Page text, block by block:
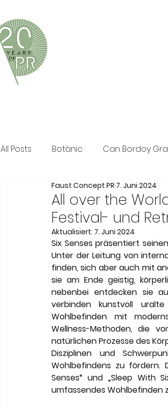
und persönliche Beratung in den
Klassische PR im Print Bereich,
All Posts Botànic Can Bordoy
The Ozen Collection Faust
Meneghetti Wine Hotel & Winery
Son Moli Country House
All over the
Festival- und
Faust Concept PR 7. Juni 2024
Aktualisiert: 7. Juni 2024
Six Senses präsentiert
Unter der Leitung von
finden, sich aber auch mit
sie am Ende geistig,
nebenbei entdecken sie
verbinden kunstvoll
Wohlbefinden mit
Wellness-Methoden, die
natürlichen Prozesse des
Disziplinen und
Wohlbefindens zu fördern.
Senses“ und „Sleep With
umfassendes Wohlbefinden